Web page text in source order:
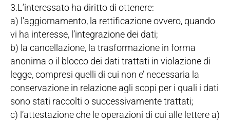
3.L’interessato ha diritto di ottenere:
a) l’aggiornamento, la rettificazione ovvero, quando
vi ha interesse, l’integrazione dei dati;
b) la cancellazione, la trasformazione in forma
anonima o il blocco dei dati trattati in violazione di
legge, compresi quelli di cui non e’ necessaria la
conservazione in relazione agli scopi per i quali i dati
sono stati raccolti o successivamente trattati;
c) l’attestazione che le operazioni di cui alle lettere a)